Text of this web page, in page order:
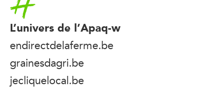
L’univers de l’Apaq-w
endirectdelaferme.be
grainesdagri.be
jecliquelocal.be